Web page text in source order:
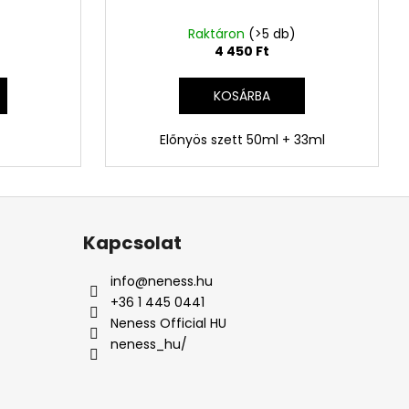
Raktáron (>5 db)
4 450 Ft
KOSÁRBA
Előnyös szett 50ml + 33ml
Kapcsolat
info@neness.hu
+36 1 445 0441
Neness Official HU
neness_hu/